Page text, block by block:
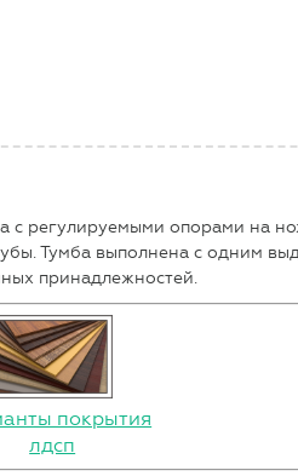
с регулируемыми опорами на
Тумба выполнена с одним
принадлежностей.
покрытия
лдсп